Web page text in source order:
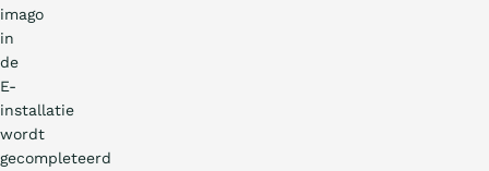
imago
in
de
E-
installatie
wordt
gecompleteerd